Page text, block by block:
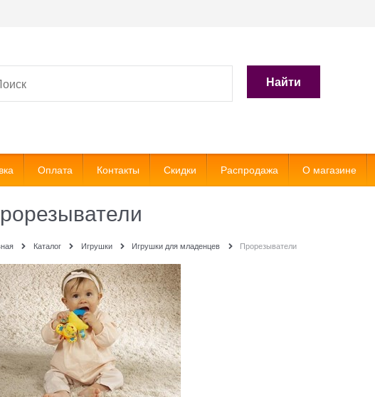
Найти
Оплата Контакты Скидки Распродажа О магазине
Каталог Игрушки Игрушки для младенцев Прорезыватели